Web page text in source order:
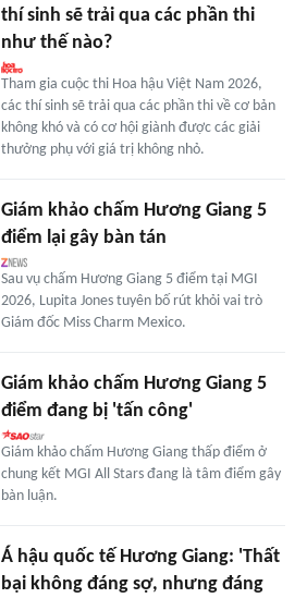
thí sinh sẽ trải qua các phần thi
như thế nào?
Tham gia cuộc thi Hoa hậu Việt Nam 2026,
các thí sinh sẽ trải qua các phần thi về cơ bản
không khó và có cơ hội giành được các giải
thưởng phụ với giá trị không nhỏ.
Giám khảo chấm Hương Giang 5
điểm lại gây bàn tán
Sau vụ chấm Hương Giang 5 điểm tại MGI
2026, Lupita Jones tuyên bố rút khỏi vai trò
Giám đốc Miss Charm Mexico.
Giám khảo chấm Hương Giang 5
điểm đang bị 'tấn công'
Giám khảo chấm Hương Giang thấp điểm ở
chung kết MGI All Stars đang là tâm điểm gây
bàn luận.
Á hậu quốc tế Hương Giang: 'Thất
bại không đáng sợ, nhưng đáng